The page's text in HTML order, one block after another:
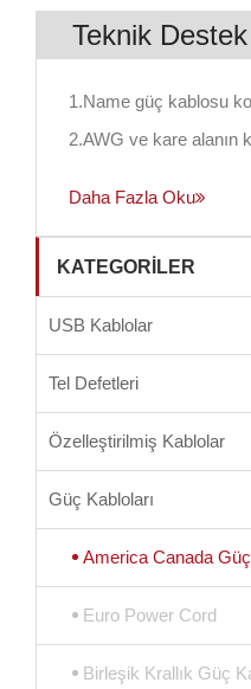
Teknik Destek
1.Name güç kablosu
2.AWG ve kare alanın
Daha Fazla Oku
KATEGORILER
USB Kablolar
Tel Defetleri
Özelleştirilmiş Kablolar
Güç Kabloları
America Canada
Euro Power Cord
Birleşik Krallık Güç